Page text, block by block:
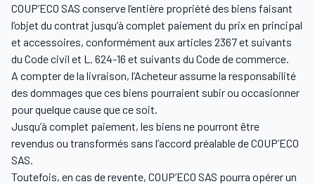
COUP’ECO SAS conserve l’entière propriété des biens faisant
l’objet du contrat jusqu’à complet paiement du prix en principal
et accessoires, conformément aux articles 2367 et suivants
du Code civil et L. 624-16 et suivants du Code de commerce.
A compter de la livraison, l’Acheteur assume la responsabilité
des dommages que ces biens pourraient subir ou occasionner
pour quelque cause que ce soit.
Jusqu’à complet paiement, les biens ne pourront être
revendus ou transformés sans l’accord préalable de COUP’ECO
SAS.
Toutefois, en cas de revente, COUP’ECO SAS pourra opérer un